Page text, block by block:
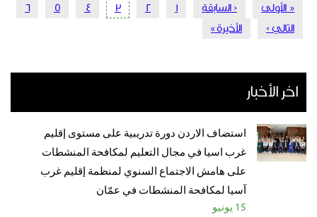
Pagination
First
page
« الأولى
Previous
page
‹ السابقة الصفحة1 الصفحة
2
Current
3 الصفحة
4 الصفحة
5
6
الصفحة
التالي ›
Last
الأخيرة »
اخر الأخبار
استضاف الاردن دورة تدريبية على مستوى إقليم
غرب اسيا في مجال التعليم لمكافحة المنشطات
على هامش الاجتماع السنوي لمنظمة إقليم غرب
آسيا لمكافحة المنشطات في عمّان
15 يونيو